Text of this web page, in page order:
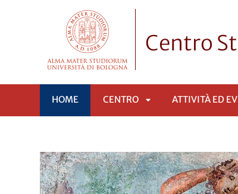
Centro
HOME CENTRO
SOTTOMENÙ
ATTIVITÀ ED